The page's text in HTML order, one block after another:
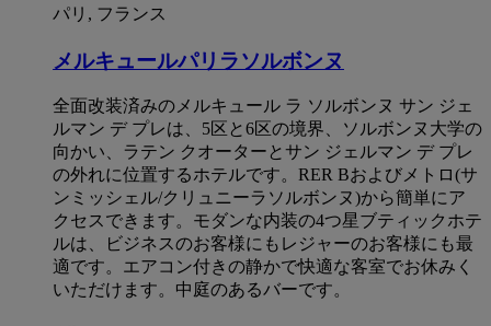
パリ, フランス
メルキュールパリラソルボンヌ
全面改装済みのメルキュール ラ ソルボンヌ サン ジェ
ルマン デ プレは、5区と6区の境界、ソルボンヌ大学の
向かい、ラテン クオーターとサン ジェルマン デ プレ
の外れに位置するホテルです。RER Bおよびメトロ(サ
ンミッシェル/クリュニーラソルボンヌ)から簡単にア
クセスできます。モダンな内装の4つ星ブティックホテ
ルは、ビジネスのお客様にもレジャーのお客様にも最
適です。エアコン付きの静かで快適な客室でお休みく
いただけます。中庭のあるバーです。